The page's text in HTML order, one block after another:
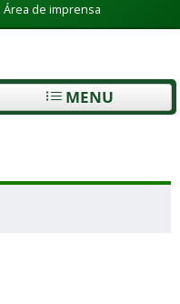
Área de imprensa
MENU